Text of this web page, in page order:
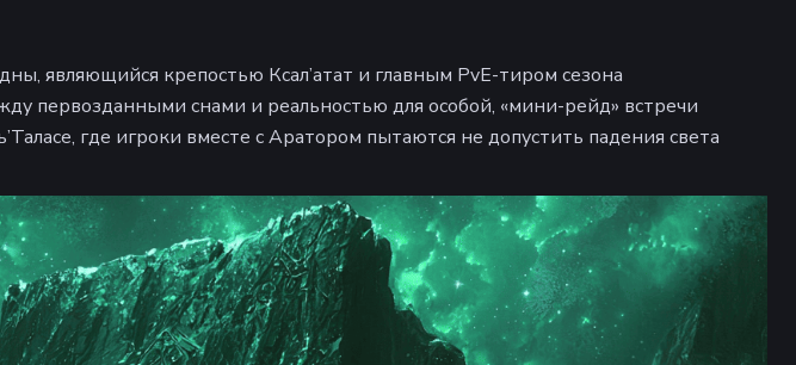
являющийся крепостью Ксал’атат и главным PvE-тиром сезона
первозданными снами и реальностью для особой, «мини-рейд» встречи
где игроки вместе с Аратором пытаются не допустить падения света